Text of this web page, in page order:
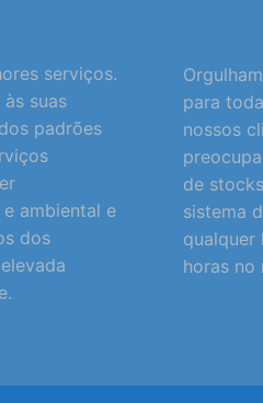
serviços.
suas
padrões
ambiental e
dos
para
nossos
de
sistema
qualquer
horas no